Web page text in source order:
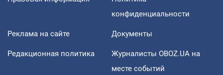
конфиденциальности
Реклама на сайте Документы
Редакционная политика
Журналисты OBOZ.UA на
месте событий